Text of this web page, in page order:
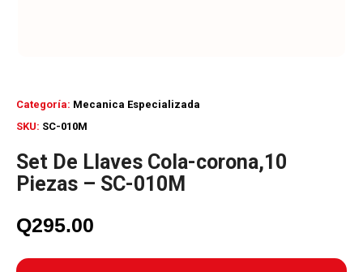
SKU: SC-010M
Categoría: Mecanica Especializada
Set De Llaves Cola-corona,10
Piezas – SC-010M
Q295.00